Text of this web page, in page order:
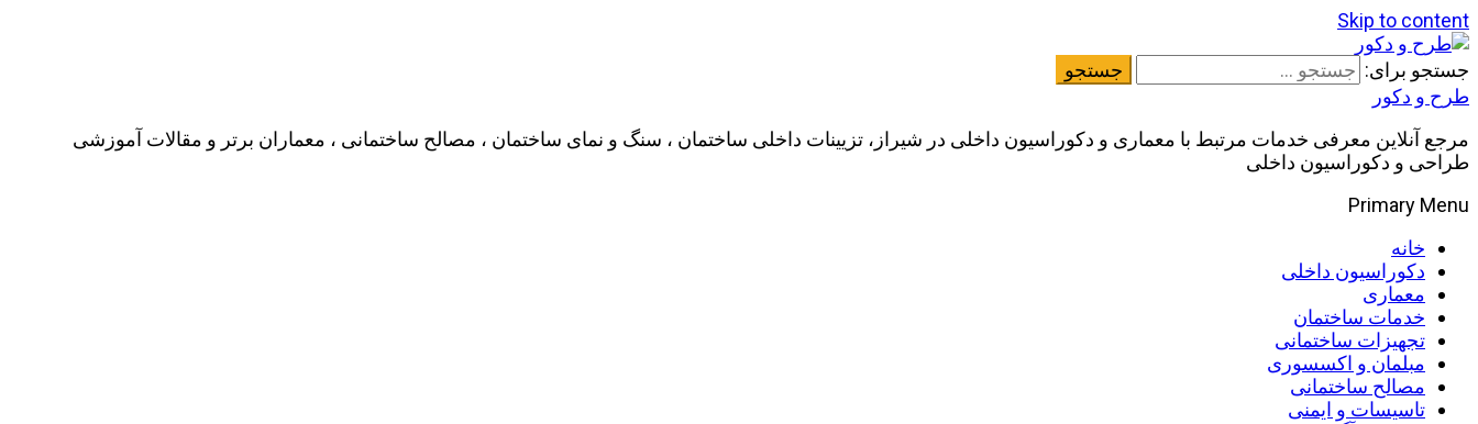
Skip to content
جستجو برای:
طرح و دکور
مرجع آنلاین معرفی خدمات مرتبط با معماری و دکوراسیون داخلی در شیراز، تزیینات داخلی ساختمان ، سنگ و نمای ساختمان ، مصالح ساختمانی ، معماران برتر و مقالات آموزشی
طراحی و دکوراسیون داخلی
Primary Menu
خانه
دکوراسیون داخلی
معماری
خدمات ساختمان
تجهیزات ساختمانی
مبلمان و اکسسوری
مصالح ساختمانی
تاسیسات و ایمنی